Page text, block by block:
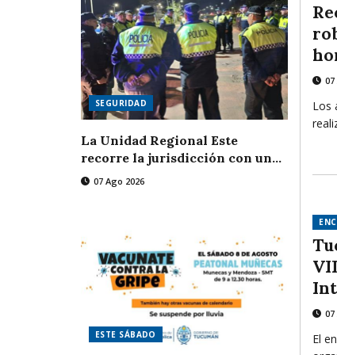
SEGURIDAD
La Unidad Regional Este
recorre la jurisdicción con un
operativo preventivo
07 Ago 2026
ESTE SÁBADO
07
Los
07
El